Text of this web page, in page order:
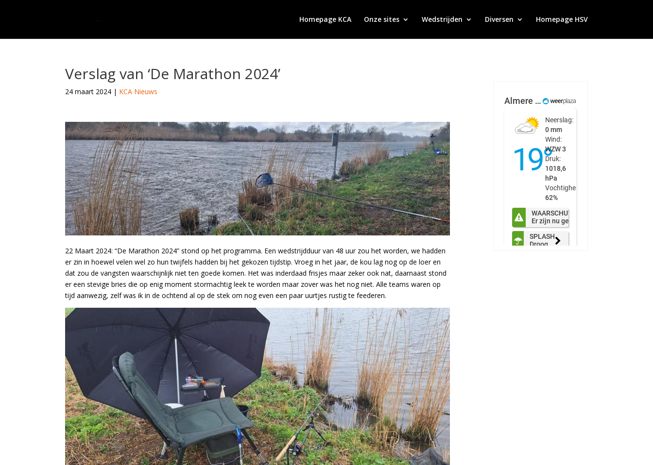
Homepage KCA Onze sites Wedstrijden Diversen Homepage HSV
Verslag van ‘De Marathon 2024’
24 maart 2024 | KCA Nieuws
22 Maart 2024: “De Marathon 2024” stond op het programma. Een wedstrijdduur van 48 uur zou het worden, we hadden
er zin in hoewel velen wel zo hun twijfels hadden bij het gekozen tijdstip. Vroeg in het jaar, de kou lag nog op de loer en
dat zou de vangsten waarschijnlijk niet ten goede komen. Het was inderdaad frisjes maar zekerook nat, daarnaast stond
er een stevige bries die op enig moment stormachtig leek te worden maar zover was het nog niet. Alle teams waren op
tijd aanwezig, zelf was ik in de ochtend al op de stek om nog even een paar uurtjes rustig te feederen.